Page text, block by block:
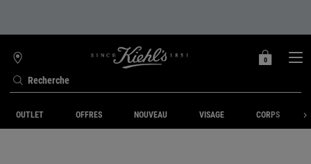
Recherche
TROUVER
UNE
BOUTIQUE
MON
0
0 PRODUIT
OUTLET OFFRES NOUVEAU VISAGE CORPS